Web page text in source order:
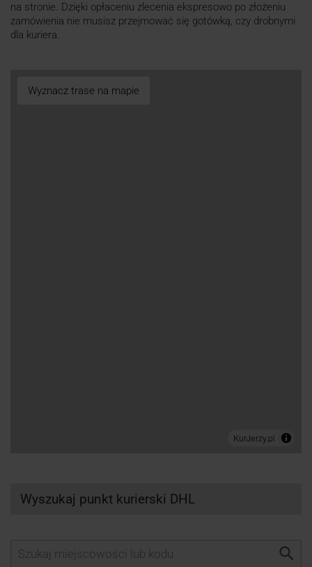
na stronie. Dzięki opłaceniu zlecenia ekspresowo po złożeniu
zamówienia nie musisz przejmować się gotówką, czy drobnymi
dla kuriera.
Wyznacz trase na mapie
Wyszukaj punkt kurierski DHL